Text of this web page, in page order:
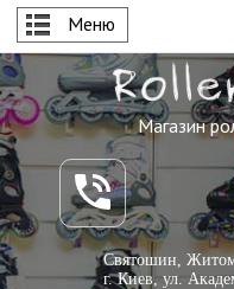
Меню
Магазин
Святошин,
г. Киев, ул.